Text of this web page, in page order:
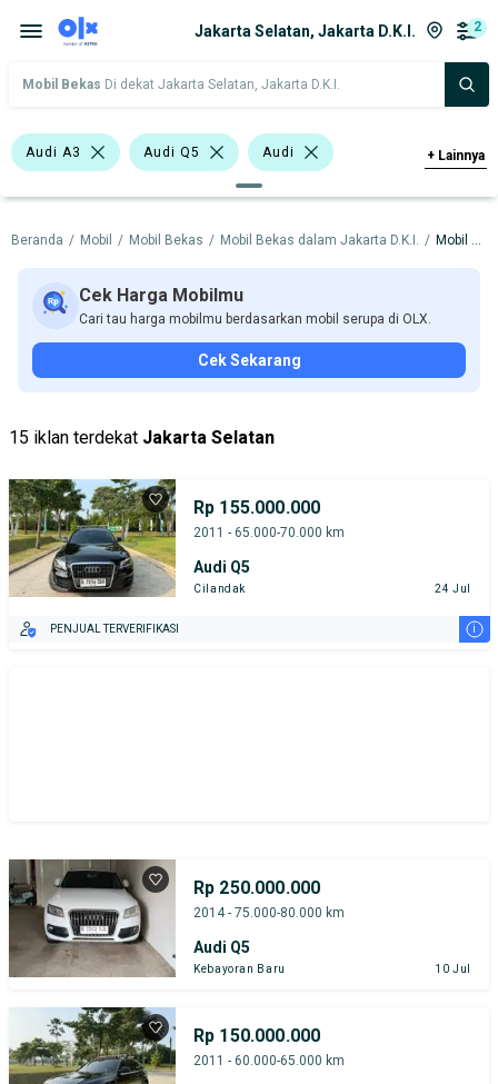
Jakarta Selatan, Jakarta D.K.I. 2
Mobil Bekas Di dekat Jakarta Selatan, Jakarta D.K.I.
Audi A3 Audi Q5 Audi
Harga Merek Dan Model Tahun
Tipe Bodi Tipe Membership
+ Lainnya
Beranda / Mobil / Mobil Bekas / Mobil Bekas dalam Jakarta D.K.I. / Mobil Bekas dalam Jakarta Selatan
Cek Harga Mobilmu
Cari tau harga mobilmu berdasarkan mobil serupa di OLX.
Cek Sekarang
15 iklan terdekat Jakarta Selatan
Rp 155.000.000
2011 - 65.000-70.000 km
Audi Q5
Cilandak 24 Jul
PENJUAL TERVERIFIKASI i
Rp 250.000.000
2014 - 75.000-80.000 km
Audi Q5
Kebayoran Baru 10 Jul
Rp 150.000.000
2011 - 60.000-65.000 km